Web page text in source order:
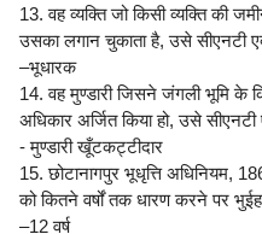
13. वह व्यक्ति जो किसी व्यक्ति की
उसका लगान चुकाता है, उसे सीएनटी
–भूधारक
14. वह मुण्डारी जिसने जंगली भूमि के
अधिकार अर्जित किया हो, उसे
- मुण्डारी खूँटकट्टीदार
15. छोटानागपुर भूधृत्ति अधिनियम,
को कितने वर्षों तक धारण करने पर
–12 वर्ष